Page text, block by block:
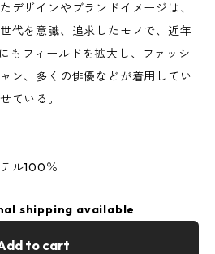
デザインやブランドイメージは、
代を意識、追求したモノで、近年
もフィールドを拡大し、ファッシ
ン、多くの俳優などが着用してい
ている。
100％
shipping available
to cart